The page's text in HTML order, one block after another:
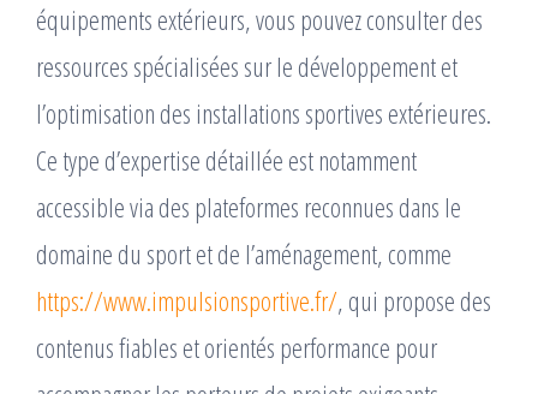
équipements extérieurs, vous pouvez consulter des
ressources spécialisées sur le développement et
l’optimisation des installations sportives extérieures.
Ce type d’expertise détaillée est notamment
accessible via des plateformes reconnues dans le
domaine du sport et de l’aménagement, comme
https://www.impulsionsportive.fr/, qui propose des
contenus fiables et orientés performance pour